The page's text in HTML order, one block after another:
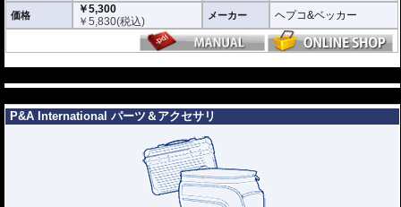
価格
￥5,300
￥5,830(税込) メーカー ヘプコ&ベッカー
P&A International パーツ＆アクセサリ